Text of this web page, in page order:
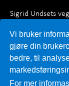
Vi bruker
gjøre din
bedre, til
For mer
Sigrid Undsets
Mandag–fredag
E-post:
Ansatte